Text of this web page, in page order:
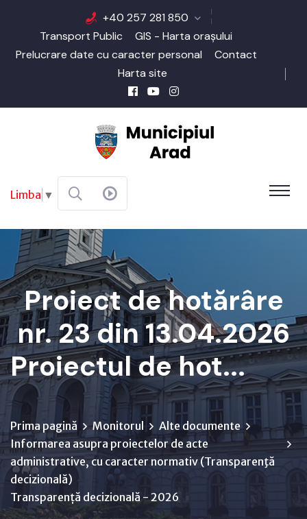
+40 257 281 850
Transport Public
GIS - Harta orașului
Prelucrare date cu caracter personal
Contact
Harta site
Limba ▼
Proiect de hotărâre
nr. 23 din 13.04.2026
Proiectul de hot...
Prima pagină Monitorul
Alte documente
Informarea asupra proiectelor de acte
administrative, cu caracter normativ (Transparenţă
decizională)
Transparență decizională - 2026